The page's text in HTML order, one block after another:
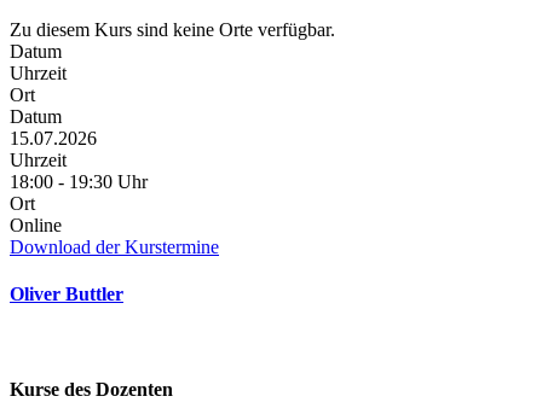
Zu diesem Kurs sind keine Orte verfügbar.
Datum
Uhrzeit
Ort
Datum
15.07.2026
Uhrzeit
18:00 - 19:30 Uhr
Ort
Online
Download der Kurstermine
Oliver Buttler
Kurse des Dozenten